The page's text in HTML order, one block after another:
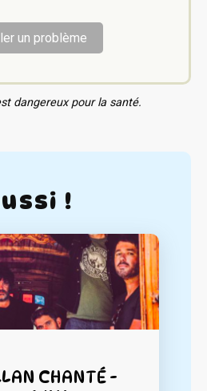
un problème
dangereux pour la santé.
!
CHANTÉ -